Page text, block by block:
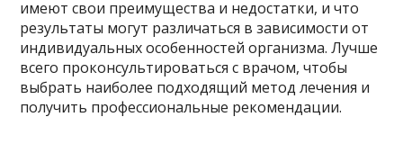
имеют свои преимущества и недостатки, и что
результаты могут различаться в зависимости от
индивидуальных особенностей организма. Лучше
всего проконсультироваться с врачом, чтобы
выбрать наиболее подходящий метод лечения и
получить профессиональные рекомендации.